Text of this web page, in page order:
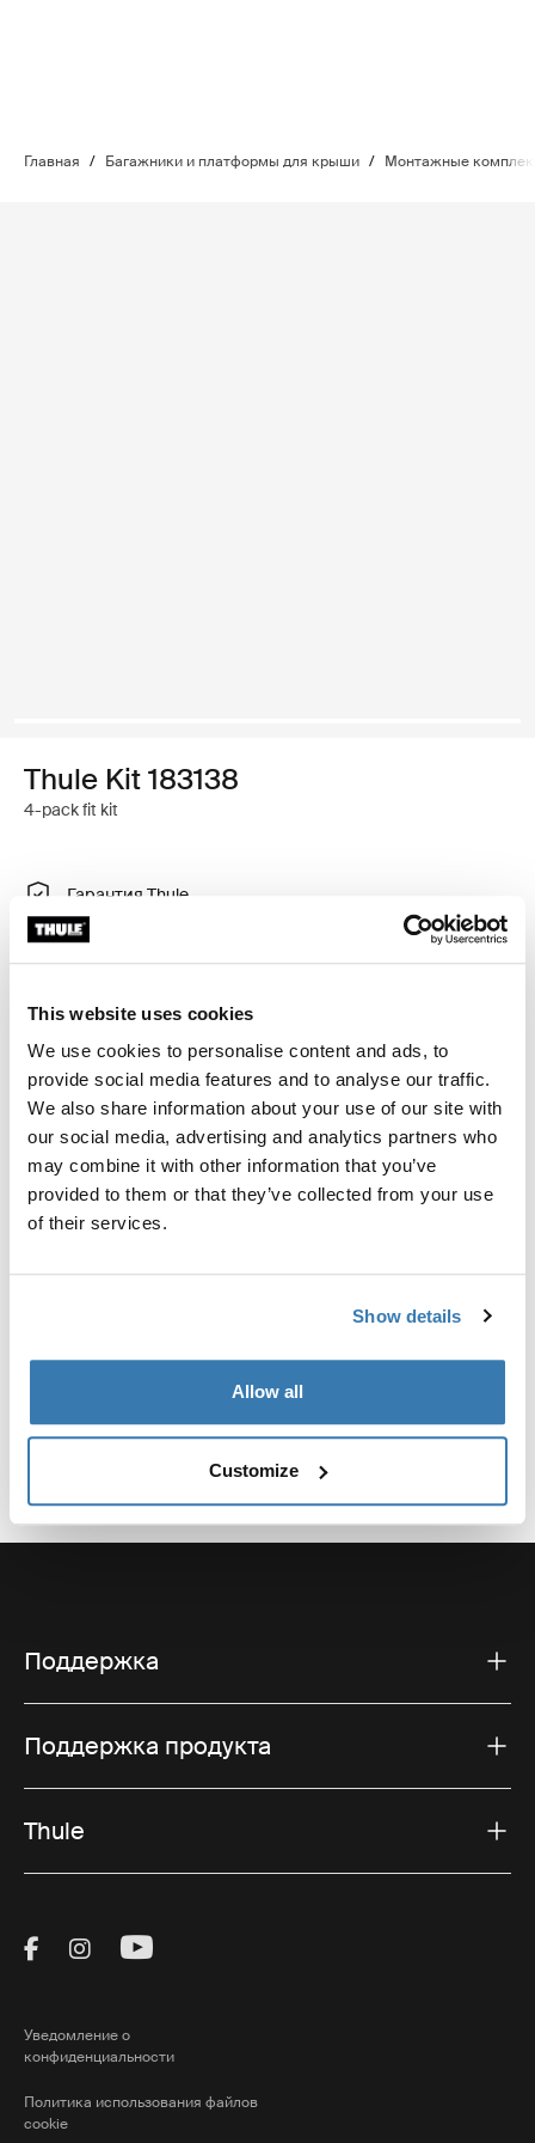
This website uses cookies
We use cookies to personalise content and ads, to
provide social media features and to analyse our traffic.
We also share information about your use of our site with
our social media, advertising and analytics partners who
may combine it with other information that you’ve
provided to them or that they’ve collected from your use
of their services.
Show details
Allow all
Customize
Главная / Багажники и платформы для крыши / Монтажные
Thule Kit 183138
4-pack fit kit
Гарантия Thule
Найти в магазине
багажника Thule на крышах некоторых
автомобилей.
Поддержка
Поддержка продукта
Thule
Visit Thule on Facebook (external link)
Visit Thule on Instagram (external link)
Visit Thule on Youtube (external
Уведомление о
конфиденциальности
Политика использования файлов
cookie